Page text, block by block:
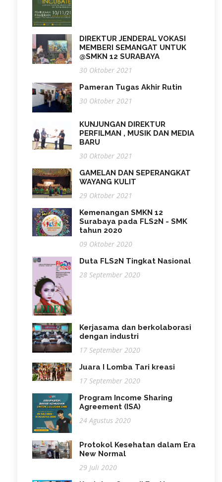
DIREKTUR JENDERAL VOKASI
MEMBERI SEMANGAT UNTUK
@SMKN 12 SURABAYA
30 Oktober 2021
Pameran Tugas Akhir Rutin
30 Oktober 2021
KUNJUNGAN DIREKTUR
PERFILMAN , MUSIK DAN MEDIA
BARU
30 Oktober 2021
GAMELAN DAN SEPERANGKAT
WAYANG KULIT
29 Oktober 2021
Kemenangan SMKN 12
Surabaya pada FLS2N - SMK
tahun 2020
09 Oktober 2020
Duta FLS2N Tingkat Nasional
28 September 2020
Kerjasama dan berkolaborasi
dengan industri
17 September 2020
Juara I Lomba Tari kreasi
17 September 2020
Program Income Sharing
Agreement (ISA)
24 Agustus 2020
Protokol Kesehatan dalam Era
New Normal
29 Juli 2020